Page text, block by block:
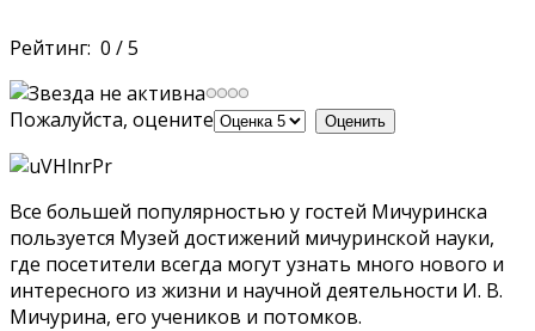
Рейтинг: 0 /5
Пожалуйста, оцените
Все большей популярностью у гостей Мичуринска
пользуется Музей достижений мичуринской науки,
где посетители всегда могут узнать много нового и
интересного из жизни и научной деятельности И. В.
Мичурина, его учеников и потомков.